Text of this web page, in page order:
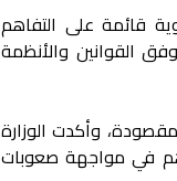
قائمة على التفاهم
القوانين والأنظمة
وأكدت الوزارة
في مواجهة صعوبات